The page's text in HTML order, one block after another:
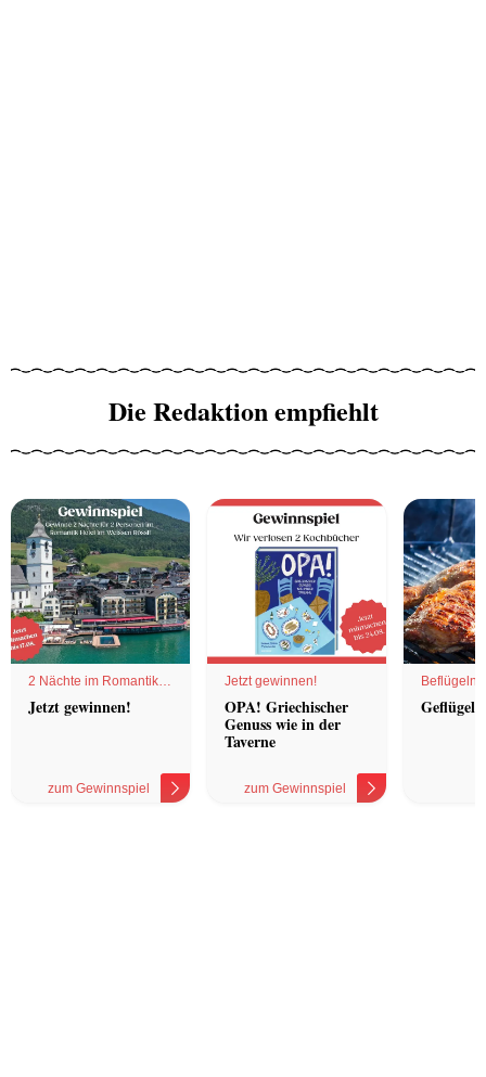
Die Redaktion empfiehlt
2 Nächte im Romantik
Hotel
Jetzt gewinnen!
zum Gewinnspiel
Jetzt gewinnen!
OPA! Griechischer
Genuss wie in der
Taverne
zum Gewinnspiel
Geflügel